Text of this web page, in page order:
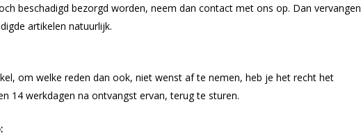
beschadigd bezorgd worden, neem dan contact met ons op. Dan vervangen
artikelen natuurlijk.
om welke reden dan ook, niet wenst af te nemen, heb je het recht het
14 werkdagen na ontvangst ervan, terug te sturen.